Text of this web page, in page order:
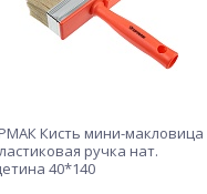
Кисть мини-макловица
ручка нат.
40*140